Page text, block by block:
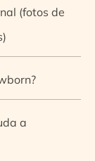
(fotos de
a